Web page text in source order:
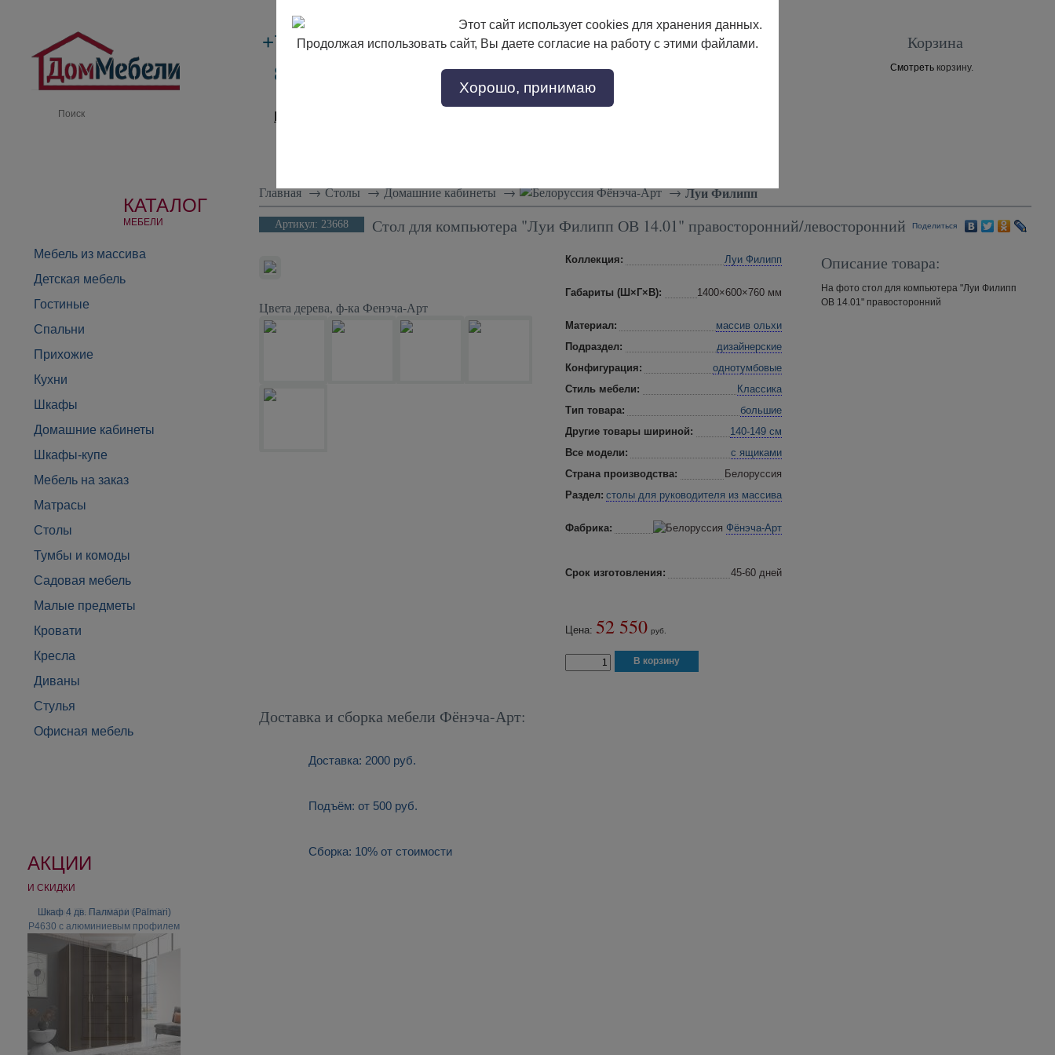
+7 (495)133-17-89
8 (800) 302-17-89
с 9:00 до 18:00
Заказать звонок
Производители
Корзина
Смотреть корзину.
КАТАЛОГ
МЕБЕЛИ
Мебель из массива
Детская мебель
Гостиные
Спальни
Прихожие
Кухни
Шкафы
Домашние кабинеты
Шкафы-купе
Мебель на заказ
Матрасы
Столы
Тумбы и комоды
Садовая мебель
Малые предметы
Кровати
Кресла
Диваны
Стулья
Офисная мебель
АКЦИИ
И СКИДКИ
Шкаф 4 дв. Палмари (Palmari)
P4630 с алюминиевым профилем
Комод "Тельма" ГМ 6563-11
Главная→ Столы→ Домашние кабинеты→ Фёнэча-Арт→ Луи Филипп
Поделиться
Артикул: 23668 Стол для компьютера "Луи Филипп ОВ 14.01" правосторонний/левосторонний
Цвета дерева, ф-ка Фенэча-Арт
Коллекция: Луи Филипп
Габариты (Ш×Г×В): 1400×600×760 мм
Материал:
массив ольхи
Подраздел:
дизайнерские
Конфигурация:
однотумбовые
Стиль мебели:
Классика
Тип товара:
большие
Другие товары шириной:
140-149 см
Все модели:
с ящиками
Страна производства:
Белоруссия
Раздел: столы для руководителя из массива
Фабрика: Фёнэча-Арт
Срок изготовления: 45-60 дней
Цена: 52 550 руб.
Описание товара:
На фото стол для компьютера "Луи Филипп
ОВ 14.01" правосторонний
Доставка и сборка мебели Фёнэча-Арт:
Доставка: 2000 руб.
Подъём: от 500 руб.
Сборка: 10% от стоимости
Этот сайт использует cookies для хранения данных.
Продолжая использовать сайт, Вы даете согласие на работу с этими файлами.
Хорошо, принимаю